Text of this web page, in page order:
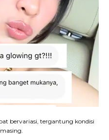
bervariasi, tergantung kondisi